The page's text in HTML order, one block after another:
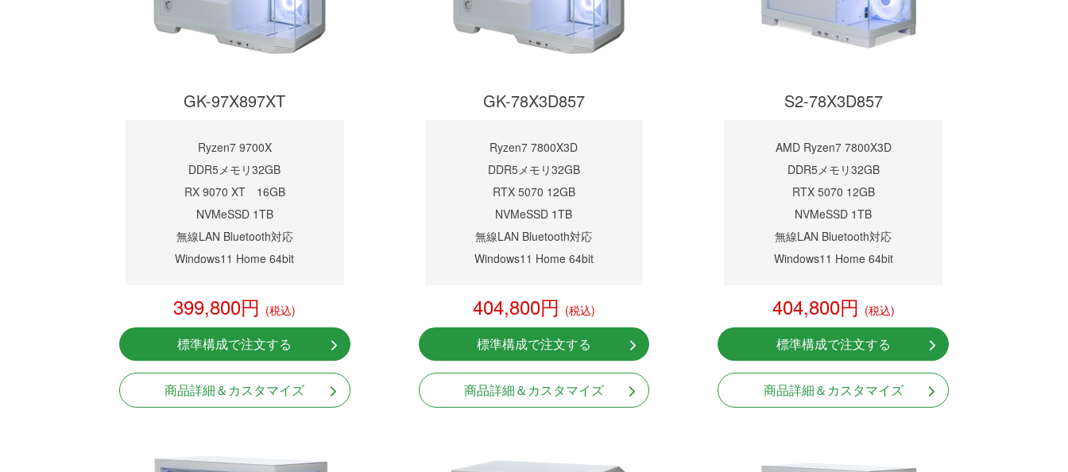
GK-97X897XT
Ryzen7 9700X
DDR5メモリ32GB
RX 9070 XT 16GB
NVMeSSD 1TB
無線LAN Bluetooth対応
Windows11 Home 64bit
399,800円 (税込)
標準構成で注文する
商品詳細＆カスタマイズ
GK-78X3D857
Ryzen7 7800X3D
DDR5メモリ32GB
RTX 5070 12GB
NVMeSSD 1TB
無線LAN Bluetooth対応
Windows11 Home 64bit
404,800円 (税込)
標準構成で注文する
商品詳細＆カスタマイズ
S2-78X3D857
AMD Ryzen7 7800X3D
DDR5メモリ32GB
RTX 5070 12GB
NVMeSSD 1TB
無線LAN Bluetooth対応
Windows11 Home 64bit
404,800円 (税込)
標準構成で注文する
商品詳細＆カスタマイズ